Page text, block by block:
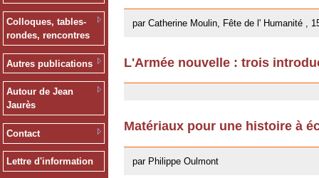
Colloques, tables-
rondes, rencontres
Autres publications
Autour de Jean
Jaurès
Contact
Lettre d'information
par Catherine Moulin, Fête de l' Humanité ,
L'Armée nouvelle : trois
Matériaux pour une histoire à
par Philippe Oulmont